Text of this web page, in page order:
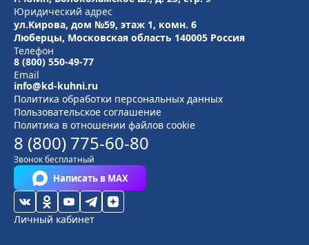
Юридический адрес
ул.Кирова, дом №59, этаж 1, комн. 6
Люберцы, Московская область 140005 Россия
Телефон
8 (800) 550-49-77
Email
info@kd-kuhni.ru
Политика обработки персональных данных
Пользовательское соглашение
Политика в отношении файлов cookie
8 (800) 775-60-80
Звонок бесплатный
Написать в MAX
Личный кабинет